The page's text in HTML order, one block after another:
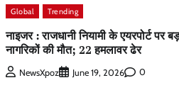
Global Trending
नाइजर : राजधानी नियामी के एयरपोर्ट
नागरिकों की मौत; 22 हमलावर ढेर
NewsXpoz June 19, 2026 0